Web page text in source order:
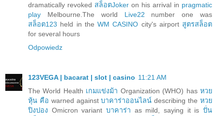
dramatically revoked สล็อตJoker on his arrival in pragmatic
play Melbourne.The world Live22 number one was
สล็อต123 held in the WM CASINO city's airport สูตรสล็อต
for several hours
Odpowiedz
123VEGA | bacarat | slot | casino 11:21 AM
The World Health เกมแข่งม้า Organization (WHO) hasหวย
หุ้น คือ warned againstบาคาร่าออนไลน์ describing theหวย
ปิงปอง Omicron variant บาคาร่า as mild, saying it is ปั่น